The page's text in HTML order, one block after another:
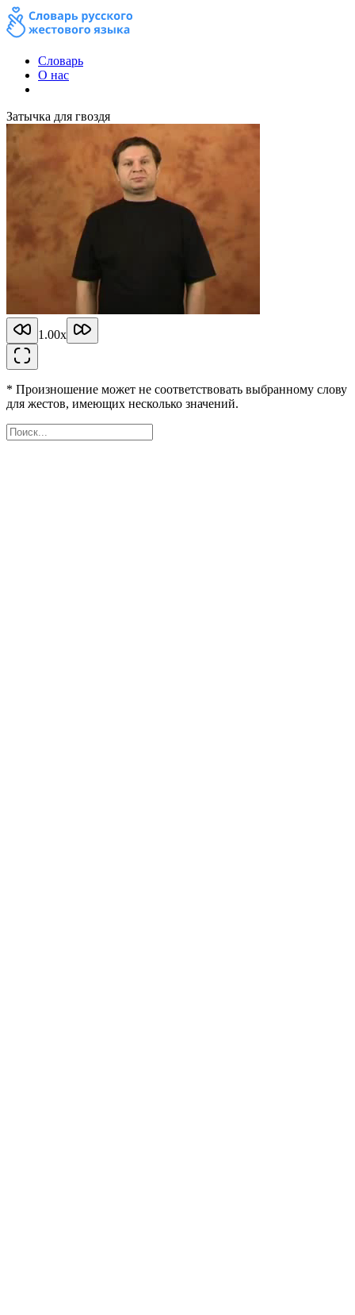
Словарь
О нас
Затычка для гвоздя
1.00x
* Произношение может не соответствовать выбранному слову
для жестов, имеющих несколько значений.